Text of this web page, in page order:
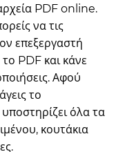
PDF online.
να τις
επεξεργαστή
PDF και κάνε
Αφού
το
όλα τα
κουτάκια